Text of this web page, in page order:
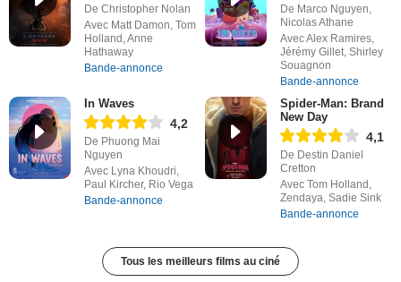
De Christopher Nolan
Avec Matt Damon, Tom
Holland, Anne
Hathaway
Bande-annonce
De Marco Nguyen,
Nicolas Athane
Avec Alex Ramires,
Jérémy Gillet, Shirley
Souagnon
Bande-annonce
In Waves
4,2
De Phuong Mai
Nguyen
Avec Lyna Khoudri,
Paul Kircher, Rio Vega
Bande-annonce
Spider-Man: Brand
New Day
4,1
De Destin Daniel
Cretton
Avec Tom Holland,
Zendaya, Sadie Sink
Bande-annonce
Tous les meilleurs films au ciné